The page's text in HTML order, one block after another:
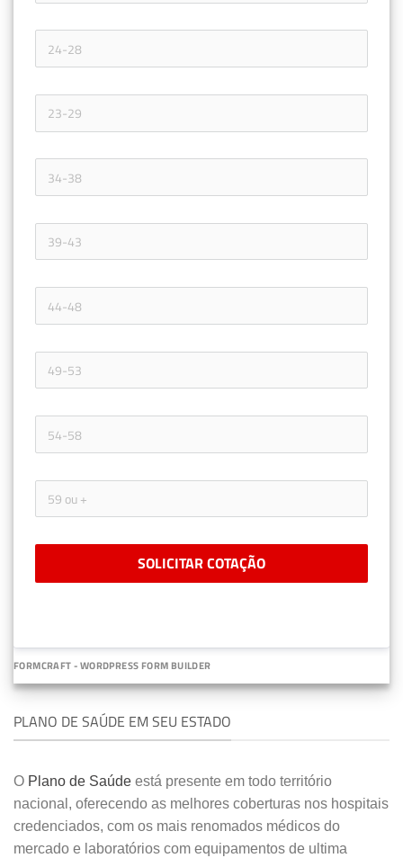
SOLICITAR COTAÇÃO
FORMCRAFT - WORDPRESS FORM BUILDER
PLANO DE SAÚDE EM SEU ESTADO
O Plano de Saúde está presente em todo território
nacional, oferecendo as melhores coberturas nos hospitais
credenciados, com os mais renomados médicos do
mercado e laboratórios com equipamentos de ultima